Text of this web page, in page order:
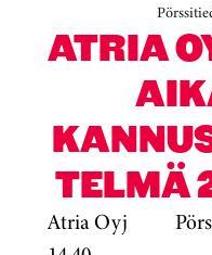
ATRIA
TELMÄ
Atria Oyj